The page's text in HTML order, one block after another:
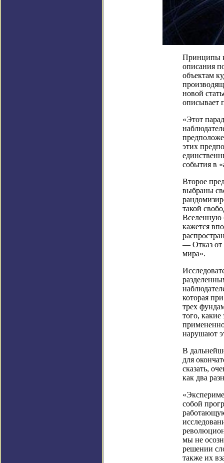
Принципы
описания
объектам
новой
описывает
«Этот
этих
события в
Второе
выбраны
такой
Вселенную
кажется
— Отказ от
мира».
которая
трех
того,
нарушают
В
для
сказать,
как два
собой
мы не
решении
также их